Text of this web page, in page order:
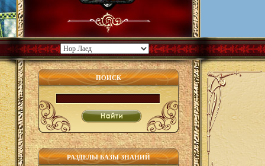
ПОИСК
РАЗДЕЛЫ БАЗЫ ЗНАНИЙ